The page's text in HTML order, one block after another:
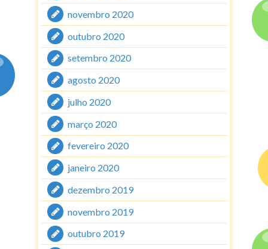
novembro 2020
outubro 2020
setembro 2020
agosto 2020
julho 2020
março 2020
fevereiro 2020
janeiro 2020
dezembro 2019
novembro 2019
outubro 2019